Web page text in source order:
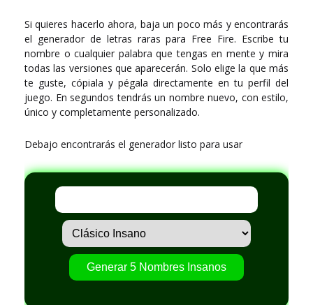
Si quieres hacerlo ahora, baja un poco más y encontrarás
el generador de letras raras para Free Fire. Escribe tu
nombre o cualquier palabra que tengas en mente y mira
todas las versiones que aparecerán. Solo elige la que más
te guste, cópiala y pégala directamente en tu perfil del
juego. En segundos tendrás un nombre nuevo, con estilo,
único y completamente personalizado.
Debajo encontrarás el generador listo para usar
Generar 5 Nombres Insanos